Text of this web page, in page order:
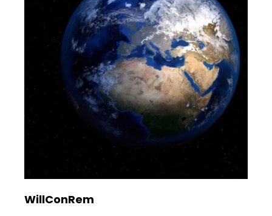
WillConRem